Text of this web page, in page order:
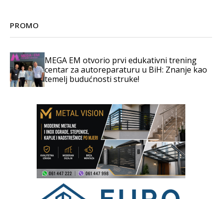
PROMO
MEGA EM otvorio prvi edukativni trening
centar za autoreparaturu u BiH: Znanje kao
temelj budućnosti struke!